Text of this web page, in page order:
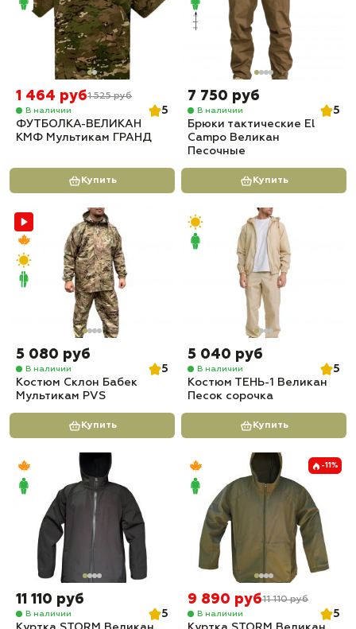
1 464 руб1 525 руб
В наличии
5
ФУТБОЛКА-ВЕЛИКАН
КМФ Мультикам ГРАНД
Купить
7 750 руб
В наличии
5
Брюки тактические El
Campo Великан
Песочные
Купить
5 080 руб
В наличии
5
Костюм Склон Бабек
Мультикам PVS
Купить
5 040 руб
В наличии
5
Костюм ТЕНЬ-1 Великан
Песок сорочка
Купить
11 110 руб
В наличии
5
-11%
9 890 руб11 110 руб
В наличии
5